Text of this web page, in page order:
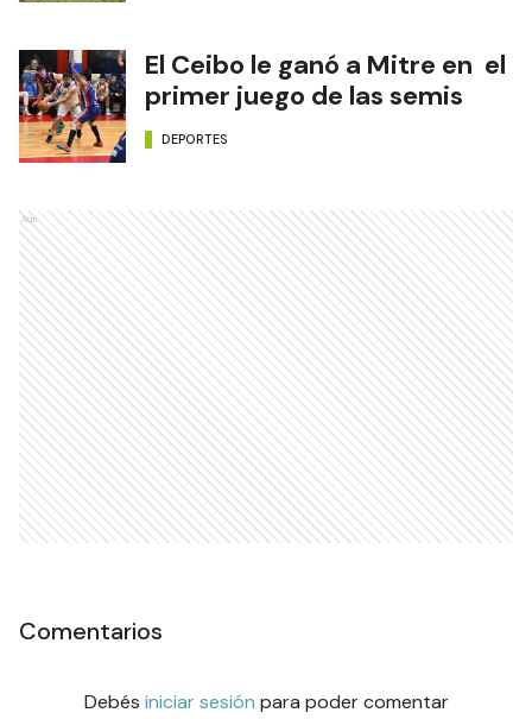
El Ceibo le ganó a Mitre en el
primer juego de las semis
DEPORTES
Ads
Comentarios
Debés iniciar sesión para poder comentar